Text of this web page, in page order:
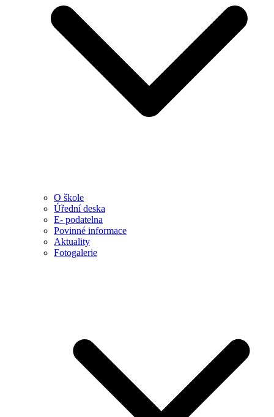
O škole
Úřední deska
E- podatelna
Povinné informace
Aktuality
Fotogalerie